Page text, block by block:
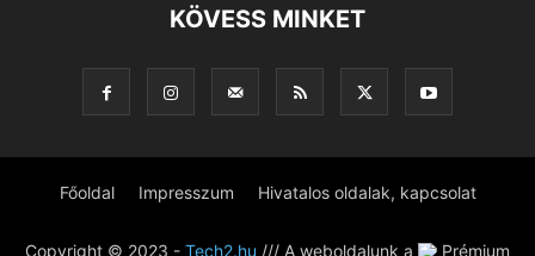
KÖVESS MINKET
Főoldal Impresszum Hivatalos oldalak, kapcsolat
Copyright © 2023 - Tech2.hu /// A weboldalunk a Prémium